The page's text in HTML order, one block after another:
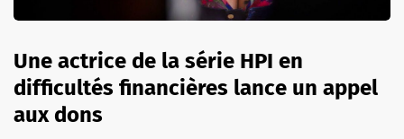
Une actrice de la série HPI en
difficultés financières lance un appel
aux dons